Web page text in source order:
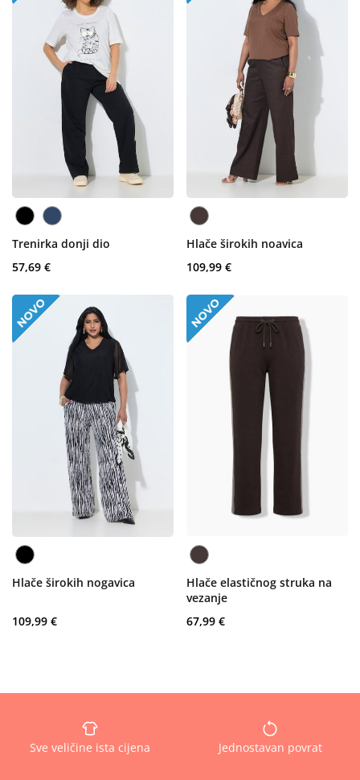
Trenirka donji dio
57,69 €
Hlače širokih noavica
109,99 €
Hlače širokih nogavica
109,99 €
Hlače elastičnog struka na
vezanje
67,99 €
Sve veličine ista cijena Jednostavan povrat